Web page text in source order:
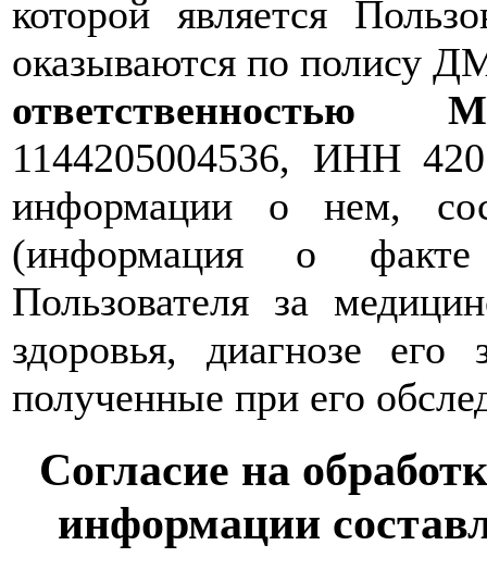
которой является
оказываются по полису
1144205004536, ИНН
информации о нем,
(информация о
Пользователя за
здоровья, диагнозе его
полученные при его
Согласие на
информации